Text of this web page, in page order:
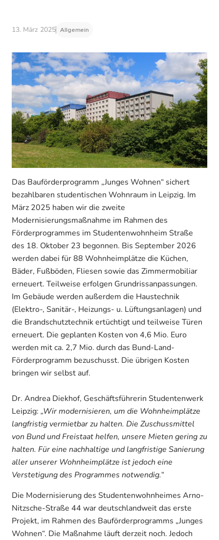
13. März 2025 Allgemein
Das Bauförderprogramm „Junges Wohnen“ sichert
bezahlbaren studentischen Wohnraum in Leipzig. Im
März 2025 haben wir die zweite
Modernisierungsmaßnahme im Rahmen des
Förderprogrammes im Studentenwohnheim Straße
des 18. Oktober 23 begonnen. Bis September 2026
werden dabei für 88 Wohnheimplätze die Küchen,
Bäder, Fußböden, Fliesen sowie das Zimmermobiliar
erneuert. Teilweise erfolgen Grundrissanpassungen.
Im Gebäude werden außerdem die Haustechnik
(Elektro-, Sanitär-, Heizungs- u. Lüftungsanlagen) und
die Brandschutztechnik ertüchtigt und teilweise Türen
erneuert. Die geplanten Kosten von 4,6 Mio. Euro
werden mit ca. 2,7 Mio. durch das Bund-Land-
Förderprogramm bezuschusst. Die übrigen Kosten
bringen wir selbst auf.
Dr. Andrea Diekhof, Geschäftsführerin Studentenwerk
Leipzig: „Wir modernisieren, um die Wohnheimplätze
langfristig vermietbar zu halten. Die Zuschussmittel
von Bund und Freistaat helfen, unsere Mieten gering zu
halten. Für eine nachhaltige und langfristige Sanierung
aller unserer Wohnheimplätze ist jedoch eine
Verstetigung des Programmes notwendig.“
Die Modernisierung des Studentenwohnheimes Arno-
Nitzsche-Straße 44 war deutschlandweit das erste
Projekt, im Rahmen des Bauförderprogramms „Junges
Wohnen“. Die Maßnahme läuft derzeit noch. Jedoch